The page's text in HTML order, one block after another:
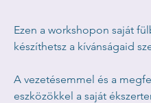
Ezen a workshopon saját
készíthetsz a kívánságaid
A vezetésemmel és a
eszközökkel a saját